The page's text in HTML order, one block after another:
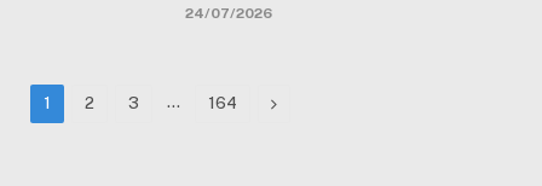
24/07/2026
1 2 3 … 164 Next